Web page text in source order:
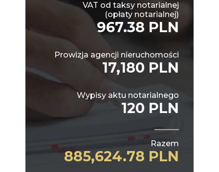
VAT od taksy notarialnej
(opłaty notarialnej)
967.38 PLN
Prowizja agencji nieruchomości
17,180 PLN
Wypisy aktu notarialnego
120 PLN
Razem
885,624.78 PLN